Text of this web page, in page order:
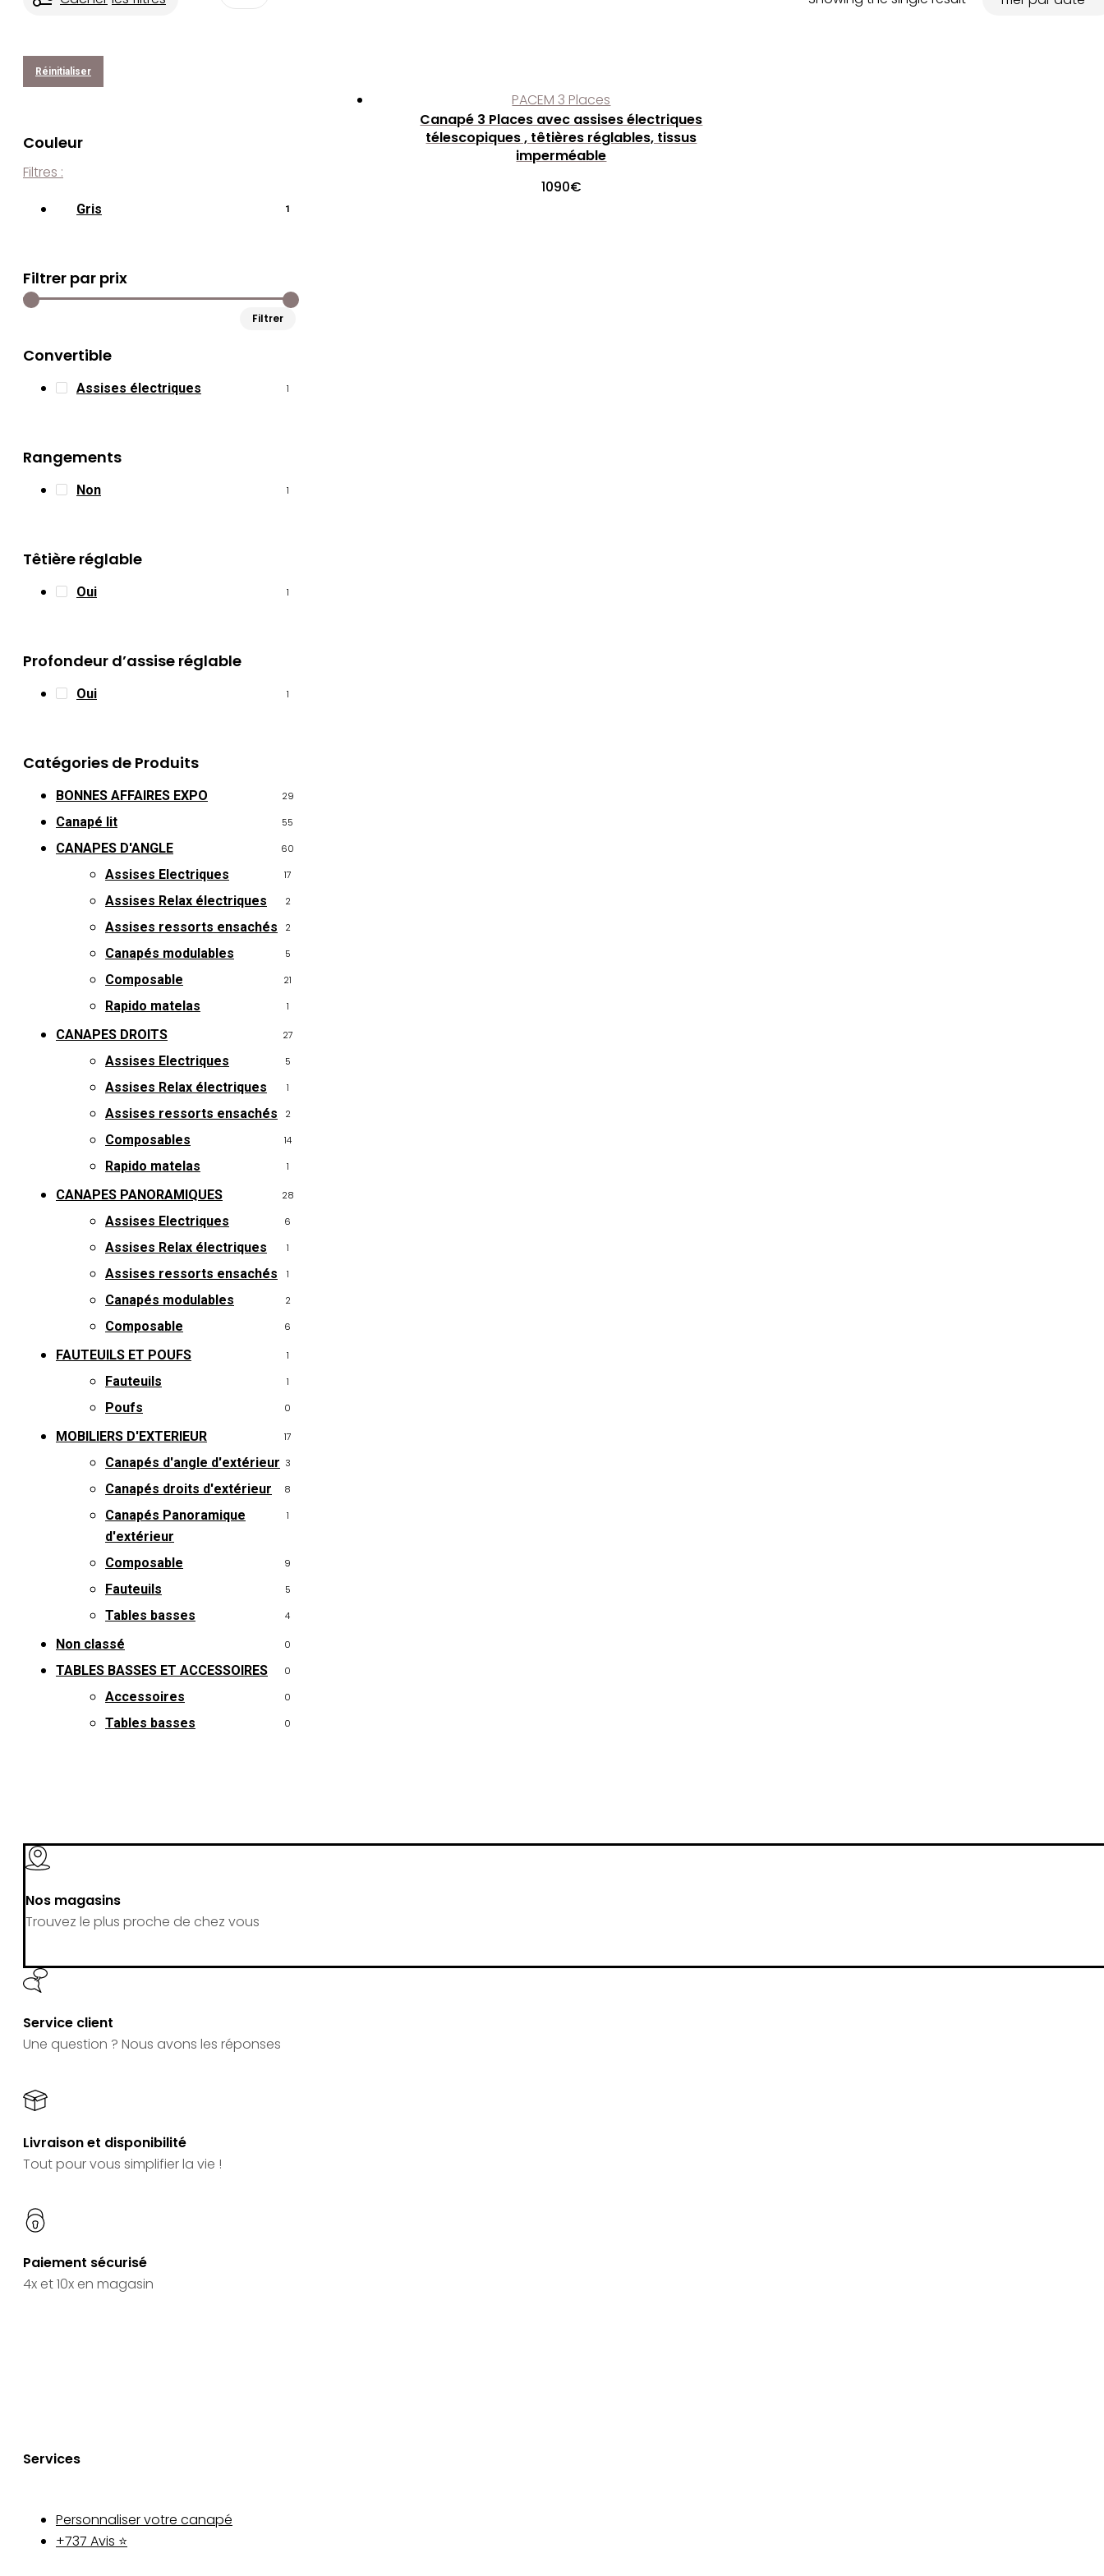
Réinitialiser
Couleur
Filtres :
Gris 1
Filtrer par prix
Min
Max
Filtrer
Convertible
Assises électriques 1
Rangements
Non 1
Têtière réglable
Oui 1
Profondeur d’assise réglable
Oui 1
Catégories de Produits
BONNES AFFAIRES EXPO 29
Canapé lit 55
CANAPES D'ANGLE 60
Assises Electriques 17
Assises Relax électriques 2
Assises ressorts ensachés 2
Canapés modulables 5
Composable 21
Rapido matelas 1
CANAPES DROITS 27
Assises Electriques 5
Assises Relax électriques 1
Assises ressorts ensachés 2
Composables 14
Rapido matelas 1
CANAPES PANORAMIQUES 28
Assises Electriques 6
Assises Relax électriques 1
Assises ressorts ensachés 1
Canapés modulables 2
Composable 6
FAUTEUILS ET POUFS 1
Fauteuils 1
Poufs 0
MOBILIERS D'EXTERIEUR 17
Canapés d'angle d'extérieur 3
Canapés droits d'extérieur 8
Canapés Panoramique
d'extérieur
1
Composable 9
Fauteuils 5
Tables basses 4
Non classé 0
TABLES BASSES ET ACCESSOIRES 0
Accessoires 0
Tables basses 0
PACEM 3 Places
Canapé 3 Places avec assises électriques
télescopiques , têtières réglables, tissus
imperméable
1090€
Nos magasins
Trouvez le plus proche de chez vous
Service client
Une question ? Nous avons les réponses
Livraison et disponibilité
Tout pour vous simplifier la vie !
Paiement sécurisé
4x et 10x en magasin
Services
Personnaliser votre canapé
+737 Avis ⭐